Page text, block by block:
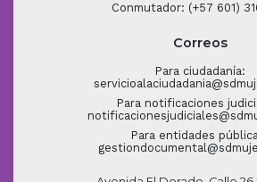
Conmutador: (+57 601)
Correos
Para ciudadanía:
Para notificaciones
Para entidades